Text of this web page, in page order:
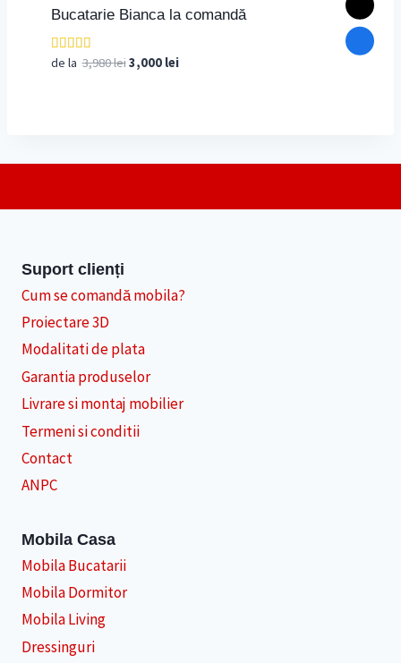
Bucatarie Bianca la comandă
Evaluat la
de la3,980leiPrețul
3,000 leiPrețul
Suport clienți
Cum se comandă mobila?
Proiectare 3D
Modalitati de plata
Garantia produselor
Livrare si montaj mobilier
Termeni si conditii
Contact
ANPC
Mobila Casa
Mobila Bucatarii
Mobila Dormitor
Mobila Living
Dressinguri